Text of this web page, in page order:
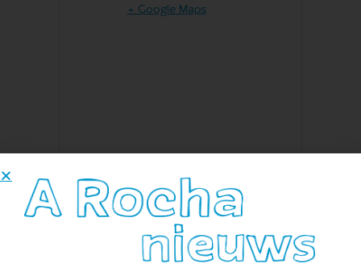
+ Google Maps
Toevoegen aan kalender